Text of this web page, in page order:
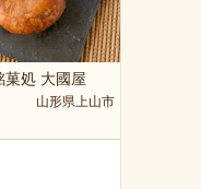
菓処 大國屋
山形県上山市